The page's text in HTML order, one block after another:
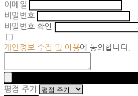
이메일
비밀번호
비밀번호 확인
개인정보 수집 및 이용에 동의합니다.
평점 주기